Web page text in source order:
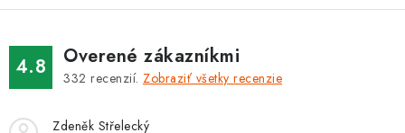
4.8 Overené zákazníkmi
332 recenzií. Zobraziť všetky recenzie
Zdeněk Střelecký